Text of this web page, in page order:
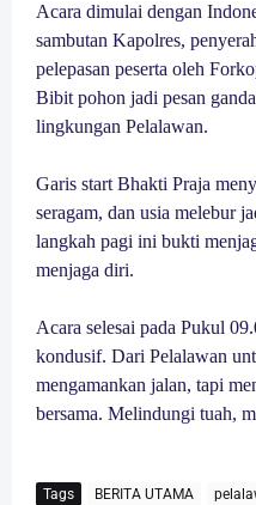
Acara dimulai dengan
sambutan Kapolres,
pelepasan peserta oleh
Bibit pohon jadi pesan
lingkungan Pelalawan.
Garis start Bhakti Praja
seragam, dan usia melebur
langkah pagi ini bukti
menjaga diri.
Acara selesai pada Pukul
kondusif. Dari Pelalawan
mengamankan jalan, tapi
bersama. Melindungi tuah,
Tags BERITA UTAMA